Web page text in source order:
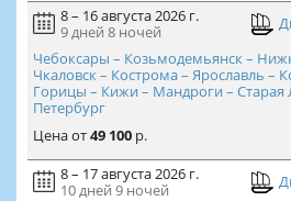
8 – 16 августа 2026 г.
9 дней 8 ночей
Чебоксары – Козьмодемьянск –
Чкаловск – Кострома – Ярославль –
Горицы – Кижи – Мандроги – Старая
Петербург
Ценаот49 100р.
8 – 17 августа 2026 г.
10 дней 9 ночей